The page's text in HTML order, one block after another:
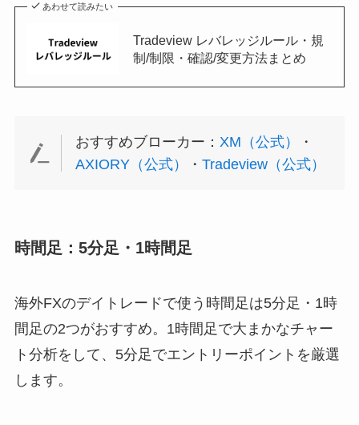
あわせて読みたい
Tradeview レバレッジルール・規
制/制限・確認/変更方法まとめ
おすすめブローカー： XM（公式）
・
AXIORY（公式）
・Tradeview（公式）
時間足：5分足・1時間足
海外FXのデイトレードで使う時間足は5分足・1時
間足の2つがおすすめ。1時間足で大まかなチャー
ト分析をして、5分足でエントリーポイントを厳選
します。